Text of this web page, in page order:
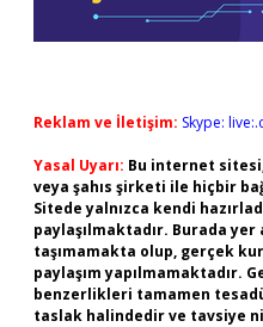
Reklam ve İletişim: Skype:
Yasal Uyarı: Bu internet
veya şahıs şirketi ile hiçbir
Sitede yalnızca kendi
paylaşılmaktadır. Burada
taşımamakta olup, gerçek
paylaşım yapılmamaktadır.
benzerlikleri tamamen
taslak halindedir ve tavsiye